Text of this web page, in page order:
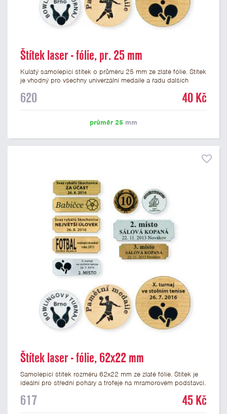
Štítek laser - fólie, pr. 25 mm
Kulatý samolepicí štítek o průměru 25 mm ze zlaté fólie. Štítek
je vhodný pro všechny univerzální medaile a řadu dalších
štítek je možné laserem vypálit logo nebo text dle vašeho
620 40 Kč
průměr 25 mm
Štítek laser - fólie, 62x22 mm
Samolepicí štítek rozměru 62x22 mm ze zlaté fólie. Štítek je
ideální pro střední poháry a trofeje na mramorovém podstavci.
textu doporučujeme maximálně 3 řádky, aby byla zachována
617 45 Kč